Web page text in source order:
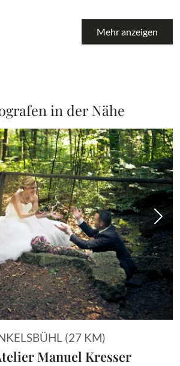
Mehr anzeigen
in der Nähe
(27 KM)
Manuel Kresser